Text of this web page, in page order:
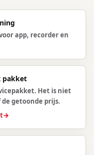
app, recorder en
pakket
Het is niet
getoonde prijs.
→